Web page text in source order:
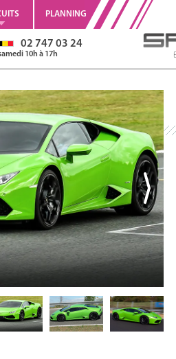
PLANNING
02 747 03 24
10h à 17h